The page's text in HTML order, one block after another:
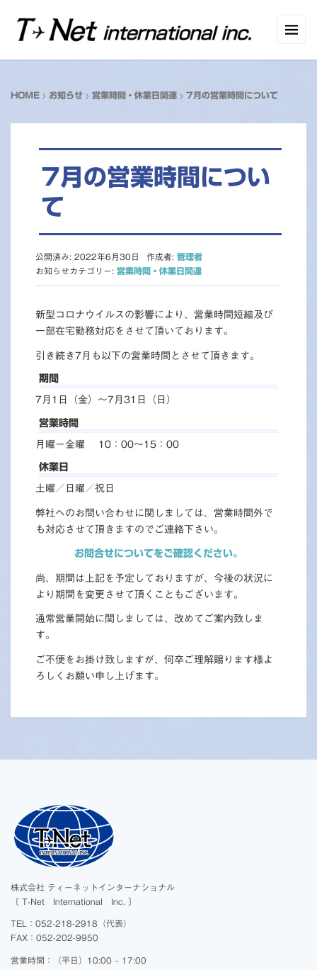
HOME > お知らせ > 営業時間・休業日関連 > 7月の営業時間について
7月の営業時間につい
て
公開済み: 2022年6月30日 作成者: 管理者
お知らせカテゴリー: 営業時間・休業日関連
新型コロナウイルスの影響により、営業時間短縮及び
一部在宅勤務対応をさせて頂いております。
引き続き7月も以下の営業時間とさせて頂きます。
期間
7月1日（金）～7月31日（日）
営業時間
月曜－金曜 10：00～15：00
休業日
土曜／日曜／祝日
弊社へのお問い合わせに関しましては、営業時間外で
も対応させて頂きますのでご連絡下さい。
お問合せについてをご確認ください。
尚、期間は上記を予定しておりますが、今後の状況に
より期間を変更させて頂くこともございます。
通常営業開始に関しましては、改めてご案内致しま
す。
ご不便をお掛け致しますが、何卒ご理解賜ります様よ
ろしくお願い申し上げます。
株式会社 ティーネットインターナショナル
〔 T-Net International Inc. 〕
TEL：052-218-2918（代表）
FAX：052-202-9950
営業時間：（平日）10:00 – 17:00